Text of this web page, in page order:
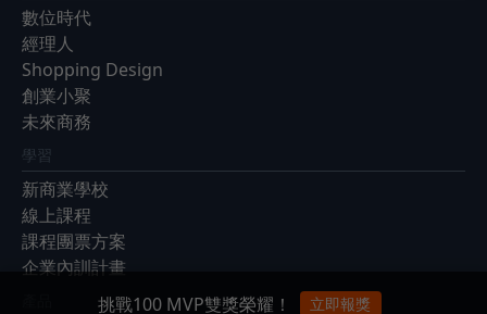
數位時代
經理人
Shopping Design
創業小聚
未來商務
學習
新商業學校
線上課程
課程團票方案
企業內訓計畫
挑戰100 MVP雙獎榮耀！ 立即報獎